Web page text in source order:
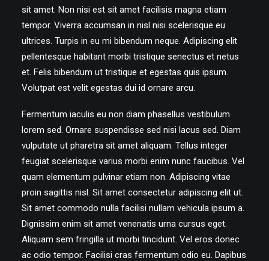
sit amet. Non nisi est sit amet facilisis magna etiam
tempor. Viverra accumsan in nisl nisi scelerisque eu
ultrices. Turpis in eu mi bibendum neque. Adipiscing elit
pellentesque habitant morbi tristique senectus et netus
et. Felis bibendum ut tristique et egestas quis ipsum.
Volutpat est velit egestas dui id ornare arcu.
Fermentum iaculis eu non diam phasellus vestibulum
lorem sed. Ornare suspendisse sed nisi lacus sed. Diam
vulputate ut pharetra sit amet aliquam. Tellus integer
feugiat scelerisque varius morbi enim nunc faucibus. Vel
quam elementum pulvinar etiam non. Adipiscing vitae
proin sagittis nisl. Sit amet consectetur adipiscing elit ut.
Sit amet commodo nulla facilisi nullam vehicula ipsum a.
Dignissim enim sit amet venenatis urna cursus eget.
Aliquam sem fringilla ut morbi tincidunt. Vel eros donec
ac odio tempor. Facilisi cras fermentum odio eu. Dapibus